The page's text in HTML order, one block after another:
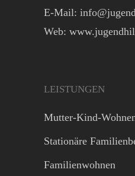
E-Mail:
Web:
LEISTUNGEN
Mutter-Kind-
Stationäre
Familienwohnen